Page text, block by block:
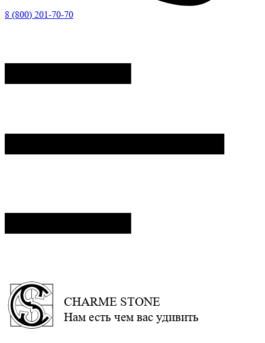
8 (800) 201-70-70
CHARME STONE
Нам есть чем вас удивить